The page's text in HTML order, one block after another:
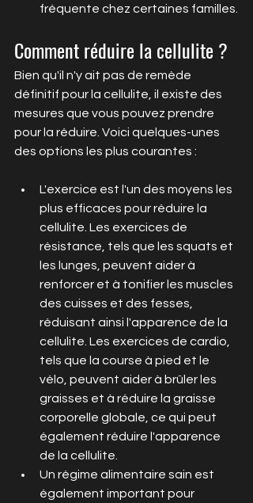
fréquente chez certaines familles.
Comment réduire la cellulite ?
Bien qu'il n'y ait pas de remède
définitif pour la cellulite, il existe des
mesures que vous pouvez prendre
pour la réduire. Voici quelques-unes
des options les plus courantes :
L'exercice est l'un des moyens les
plus efficaces pour réduire la
cellulite. Les exercices de
résistance, tels que les squats et
les lunges, peuvent aider à
renforcer et à tonifier les muscles
des cuisses et des fesses,
réduisant ainsi l'apparence de la
cellulite. Les exercices de cardio,
tels que la course à pied et le
vélo, peuvent aider à brûler les
graisses et à réduire la graisse
corporelle globale, ce qui peut
également réduire l'apparence
de la cellulite.
Un régime alimentaire sain est
également important pour